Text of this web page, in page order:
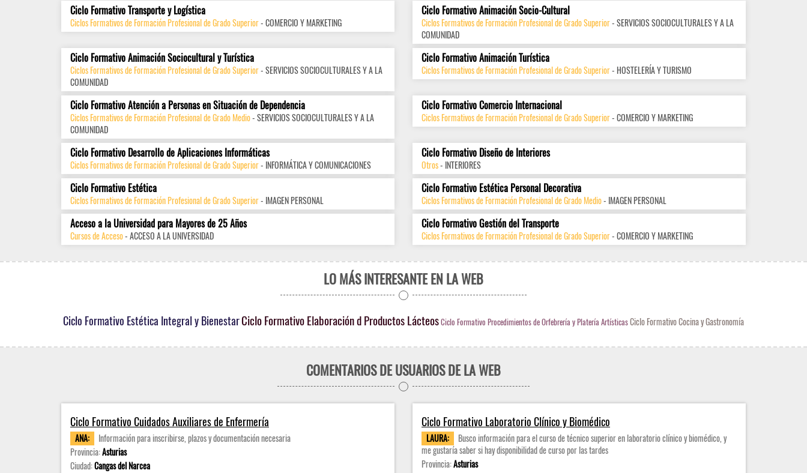
Ciclo Formativo Transporte y Logística
Ciclos Formativos de Formación Profesional de Grado Superior- COMERCIO Y MARKETING
Ciclo Formativo Animación Socio-Cultural
Ciclos Formativos de Formación Profesional de Grado Superior- SERVICIOS SOCIOCULTURALES Y A LA
COMUNIDAD
Ciclo Formativo Animación Sociocultural y Turística
Ciclos Formativos de Formación Profesional de Grado Superior- SERVICIOS SOCIOCULTURALES Y A LA
COMUNIDAD
Ciclo Formativo Animación Turística
Ciclos Formativos de Formación Profesional de Grado Superior- HOSTELERÍA Y TURISMO
Ciclo Formativo Atención a Personas en Situación de Dependencia
Ciclos Formativos de Formación Profesional de Grado Medio- SERVICIOS SOCIOCULTURALES Y A LA
COMUNIDAD
Ciclo Formativo Comercio Internacional
Ciclos Formativos de Formación Profesional de Grado Superior- COMERCIO Y MARKETING
Ciclo Formativo Desarrollo de Aplicaciones Informáticas
Ciclos Formativos de Formación Profesional de Grado Superior- INFORMÁTICA Y COMUNICACIONES
Ciclo Formativo Diseño de Interiores
Otros- INTERIORES
Ciclo Formativo Estética
Ciclos Formativos de Formación Profesional de Grado Superior- IMAGEN PERSONAL
Ciclo Formativo Estética Personal Decorativa
Ciclos Formativos de Formación Profesional de Grado Medio- IMAGEN PERSONAL
Acceso a la Universidad para Mayores de 25 Años
Cursos de Acceso- ACCESO A LA UNIVERSIDAD
Ciclo Formativo Gestión del Transporte
Ciclos Formativos de Formación Profesional de Grado Superior- COMERCIO Y MARKETING
LO MÁS INTERESANTE EN LA WEB
Ciclo Formativo Estética Integral y BienestarCiclo Formativo Elaboración d Productos LácteosCiclo Formativo Procedimientos de Orfebrería y Platería ArtísticasCiclo Formativo Cocina y Gastronomía
COMENTARIOS DE USUARIOS DE LA WEB
Ciclo Formativo Cuidados Auxiliares de Enfermería
ANA:
Información para inscribirse, plazos y documentación necesaria
Provincia:Asturias
Ciudad:Cangas del Narcea
Ciclo Formativo Laboratorio Clínico y Biomédico
LAURA:
Busco información para el curso de técnico superior en laboratorio clínico y biomédico, y
me gustaría saber si hay disponibilidad de curso por las tardes
Provincia:Asturias